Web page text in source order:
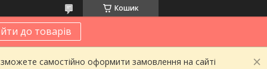
Кошик
до товарів
самостійно оформити замовлення на сайті